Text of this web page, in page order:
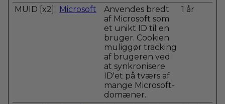
MUID [x2] Microsoft
Anvendes bredt
af Microsoft som
et unikt ID til en
bruger. Cookien
muliggør tracking
af brugeren ved
at synkronisere
ID'et på tværs af
mange Microsoft-
domæner.
1 år